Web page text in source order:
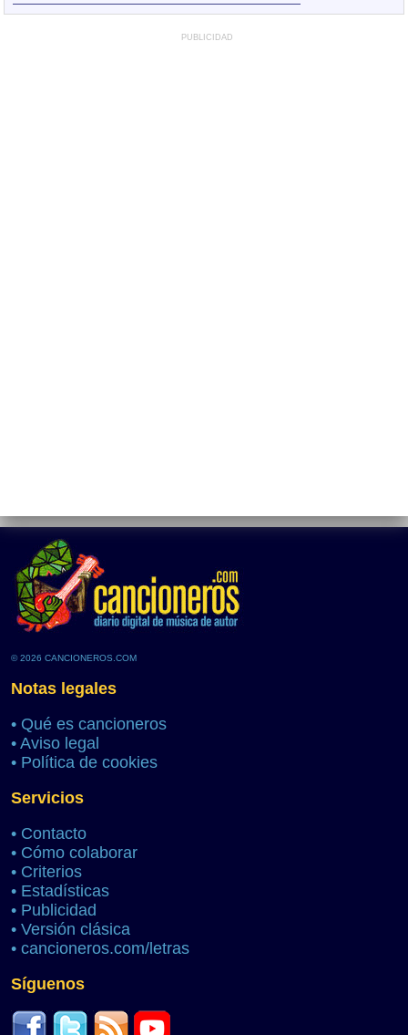
PUBLICIDAD
© 2026 CANCIONEROS.COM
Notas legales
• Qué es cancioneros
• Aviso legal
• Política de cookies
Servicios
• Contacto
• Cómo colaborar
• Criterios
• Estadísticas
• Publicidad
• Versión clásica
• cancioneros.com/letras
Síguenos